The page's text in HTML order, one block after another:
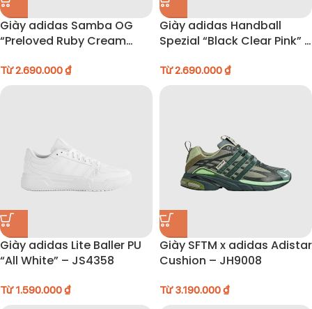
Giày adidas Samba OG
“Preloved Ruby Cream
Từ2.690.000₫
Giày adidas Handball
Spezial “Black Clear Pink” –
Từ2.690.000₫
Giày adidas Lite Baller PU
“All White” – JS4358
Từ1.590.000₫
Giày SFTM x adidas Adistar
Cushion – JH9008
Từ3.190.000₫